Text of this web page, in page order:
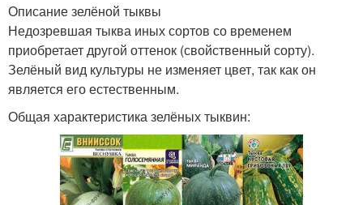
Описание зелёной тыквы
Недозревшая тыква иных сортов со временем
приобретает другой оттенок (свойственный сорту).
Зелёный вид культуры не изменяет цвет, так как он
является его естественным.
Общая характеристика зелёных тыквин: